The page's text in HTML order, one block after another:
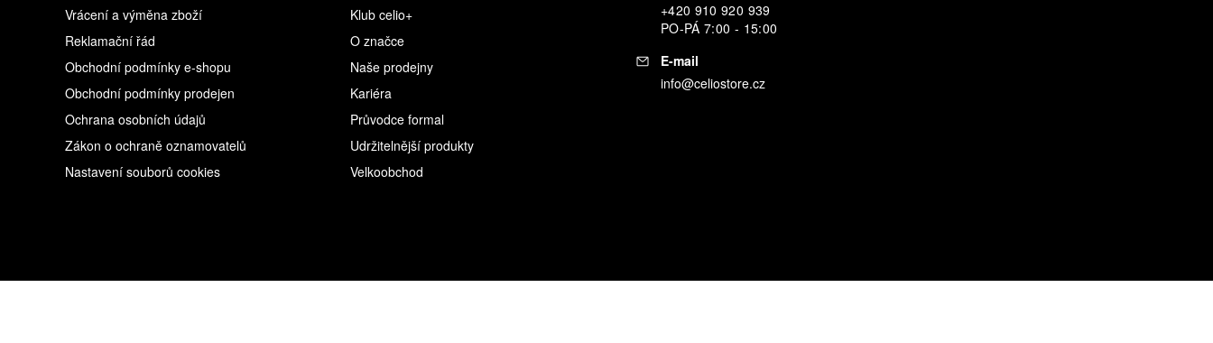
Vrácení a výměna zboží
Reklamační řád
Obchodní podmínky e-shopu
Obchodní podmínky prodejen
Ochrana osobních údajů
Zákon o ochraně oznamovatelů
Nastavení souborů cookies
Klub celio+
O značce
Naše prodejny
Kariéra
Průvodce formal
Udržitelnější produkty
Velkoobchod
+420 910 920 939
PO-PÁ 7:00 - 15:00
E-mail
info@celiostore.cz